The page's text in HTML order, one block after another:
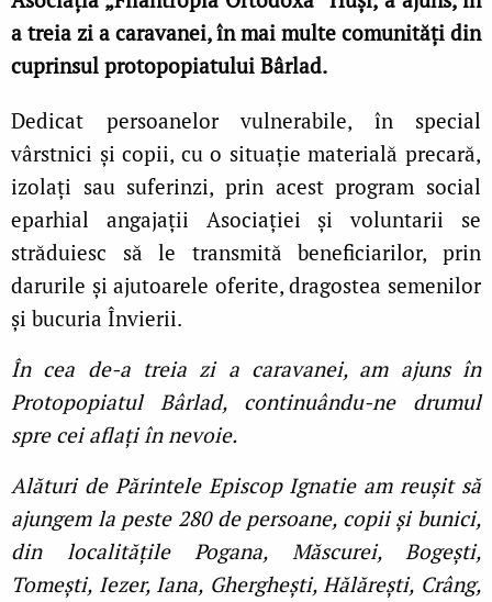
a treia zi a caravanei, în mai multe comunități din
cuprinsul protopopiatului Bârlad.
Dedicat persoanelor vulnerabile, în special
vârstnici și copii, cu o situație materială precară,
izolați sau suferinzi, prin acest program social
eparhial angajații Asociației și voluntarii se
străduiesc să le transmită beneficiarilor, prin
darurile și ajutoarele oferite, dragostea semenilor
și bucuria Învierii.
În cea de-a treia zi a caravanei, am ajuns în
Protopopiatul Bârlad, continuându-ne drumul
spre cei aflați în nevoie.
Alături de Părintele Episcop Ignatie am reușit să
ajungem la peste 280 de persoane, copii și bunici,
din localitățile Pogana, Măscurei, Bogești,
Tomești, Iezer, Iana, Gherghești, Hălărești, Crâng,